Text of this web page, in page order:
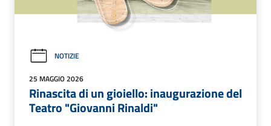
NOTIZIE
25 MAGGIO 2026
Rinascita di un gioiello: inaugurazione del
Teatro "Giovanni Rinaldi"